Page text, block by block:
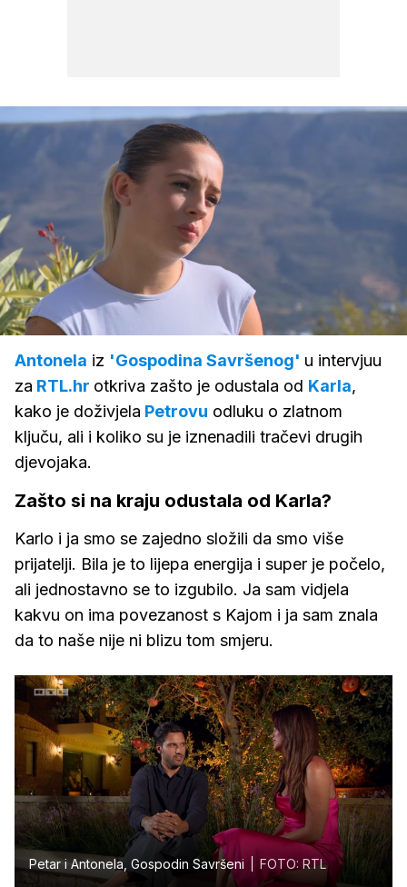
Upali
zvuk
Loaded:
100.00%
Antonela iz 'Gospodina Savršenog' u intervjuu
za RTL.hr otkriva zašto je odustala od Karla,
kako je doživjela Petrovu odluku o zlatnom
ključu, ali i koliko su je iznenadili tračevi drugih
djevojaka.
Zašto si na kraju odustala od Karla?
Karlo i ja smo se zajedno složili da smo više
prijatelji. Bila je to lijepa energija i super je počelo,
ali jednostavno se to izgubilo. Ja sam vidjela
kakvu on ima povezanost s Kajom i ja sam znala
da to naše nije ni blizu tom smjeru.
Petar i Antonela, Gospodin Savršeni FOTO: RTL